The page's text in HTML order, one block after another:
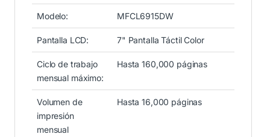
Modelo: MFCL6915DW
Pantalla LCD: 7" Pantalla Táctil Color
Ciclo de trabajo
mensual máximo:
Hasta 160,000 páginas
Volumen de
impresión
mensual
Hasta 16,000 páginas